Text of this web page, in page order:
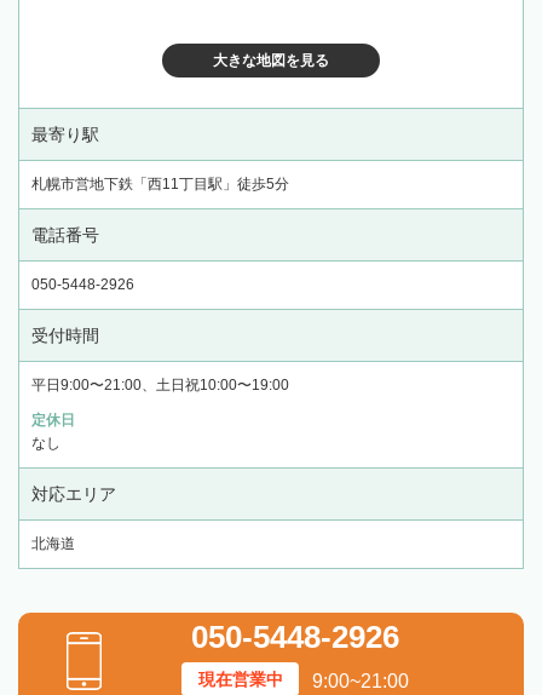
大きな地図を見る
最寄り駅
札幌市営地下鉄「西11丁目駅」徒歩5分
電話番号
050-5448-2926
受付時間
平日9:00〜21:00、土日祝10:00〜19:00
定休日
なし
対応エリア
北海道
050-5448-2926
現在営業中 9:00~21:00